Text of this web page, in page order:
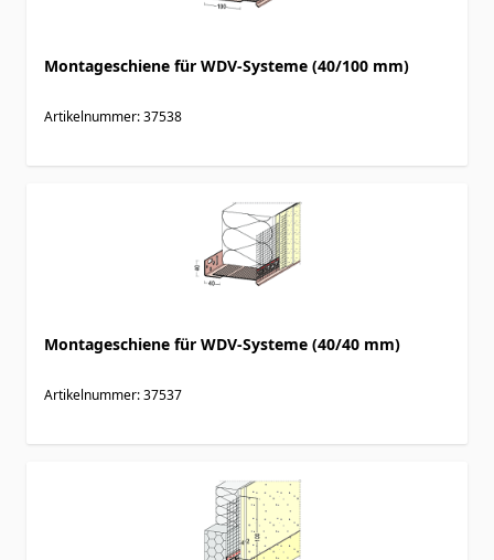
Montageschiene für WDV-Systeme (40/100 mm)
Artikelnummer: 37538
Montageschiene für WDV-Systeme (40/40 mm)
Artikelnummer: 37537